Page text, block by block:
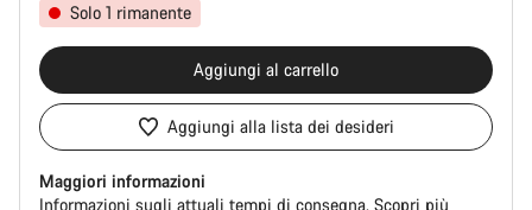
Solo 1 rimanente
Aggiungi al carrello
Aggiungi alla lista dei desideri
Maggiori informazioni
Informazioni sugli attuali tempi di consegna. Scopri più